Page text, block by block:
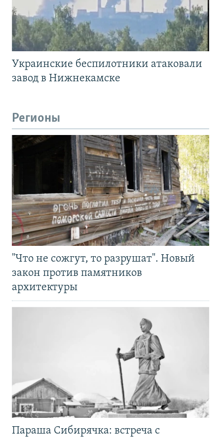
Украинские беспилотники атаковали
завод в Нижнекамске
Регионы
"Что не сожгут, то разрушат". Новый
закон против памятников
архитектуры
Параша Сибирячка: встреча с